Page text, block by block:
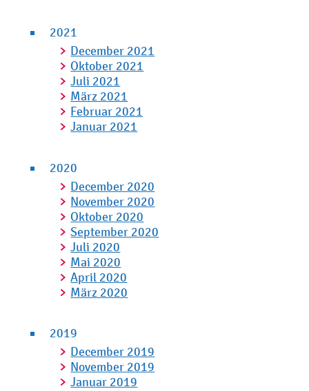
2021
December 2021
Oktober 2021
Juli 2021
März 2021
Februar 2021
Januar 2021
2020
December 2020
November 2020
Oktober 2020
September 2020
Juli 2020
Mai 2020
April 2020
März 2020
2019
December 2019
November 2019
Januar 2019